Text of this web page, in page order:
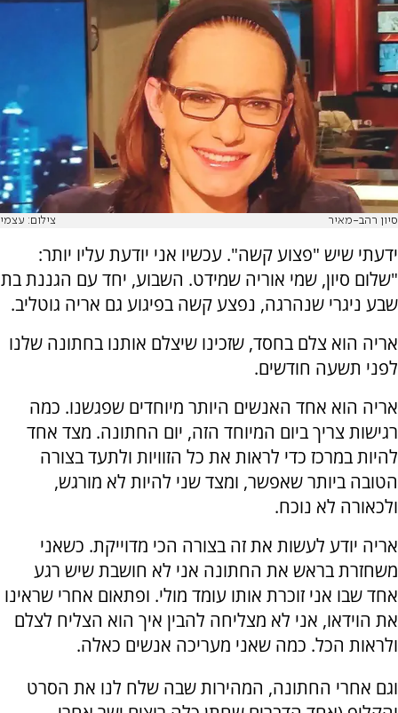
סיון רהב-מאיר צילום: עצמי
ידעתי שיש "פצוע קשה". עכשיו אני יודעת עליו יותר:
"שלום סיון, שמי אוריה שמידט. השבוע, יחד עם הגננת בת
שבע ניגרי שנהרגה, נפצע קשה בפיגוע גם אריה גוטליב.
אריה הוא צלם בחסד, שזכינו שיצלם אותנו בחתונה שלנו
לפני תשעה חודשים.
אריה הוא אחד האנשים היותר מיוחדים שפגשנו. כמה
רגישות צריך ביום המיוחד הזה, יום החתונה. מצד אחד
להיות במרכז כדי לראות את כל הזוויות ולתעד בצורה
הטובה ביותר שאפשר, ומצד שני להיות לא מורגש,
ולכאורה לא נוכח.
אריה יודע לעשות את זה בצורה הכי מדוייקת. כשאני
משחזרת בראש את החתונה אני לא חושבת שיש רגע
אחד שבו אני זוכרת אותו עומד מולי. ופתאום אחרי שראינו
את הוידאו, אני לא מצליחה להבין איך הוא הצליח לצלם
ולראות הכל. כמה שאני מעריכה אנשים כאלה.
וגם אחרי החתונה, המהירות שבה שלח לנו את הסרט